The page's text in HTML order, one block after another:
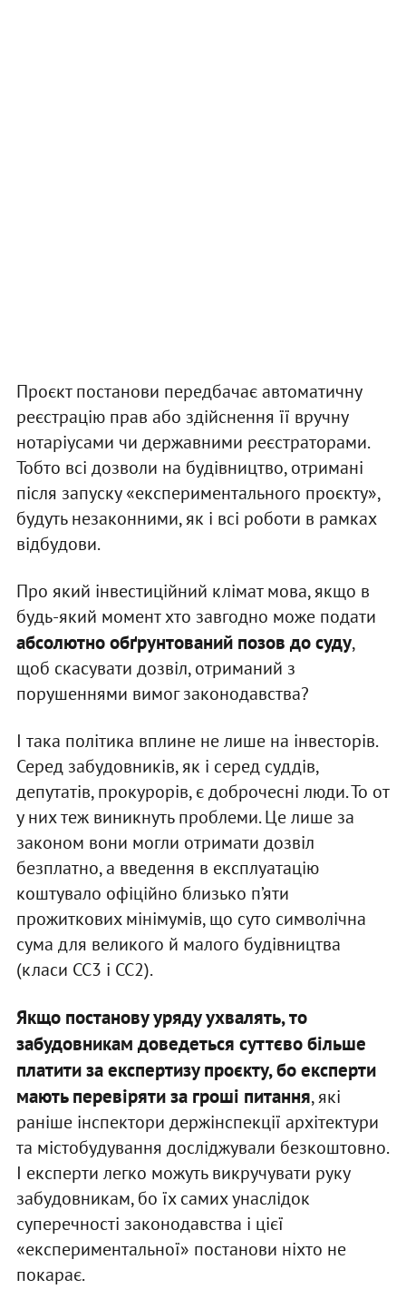
Проєкт постанови передбачає автоматичну
реєстрацію прав або здійснення її вручну
нотаріусами чи державними реєстраторами.
Тобто всі дозволи на будівництво, отримані
після запуску «експериментального проєкту»,
будуть незаконними, як і всі роботи в рамках
відбудови.
Про який інвестиційний клімат мова, якщо в
будь-який момент хто завгодно може подати
абсолютно обґрунтований позов до суду,
щоб скасувати дозвіл, отриманий з
порушеннями вимог законодавства?
І така політика вплине не лише на інвесторів.
Серед забудовників, як і серед суддів,
депутатів, прокурорів, є доброчесні люди. То от
у них теж виникнуть проблеми. Це лише за
законом вони могли отримати дозвіл
безплатно, а введення в експлуатацію
коштувало офіційно близько п’яти
прожиткових мінімумів, що суто символічна
сума для великого й малого будівництва
(класи СС3 і СС2).
Якщо постанову уряду ухвалять, то
забудовникам доведеться суттєво більше
платити за експертизу проєкту, бо експерти
мають перевіряти за гроші питання, які
раніше інспектори держінспекції архітектури
та містобудування досліджували безкоштовно.
І експерти легко можуть викручувати руку
забудовникам, бо їх самих унаслідок
суперечності законодавства і цієї
«експериментальної» постанови ніхто не
покарає.